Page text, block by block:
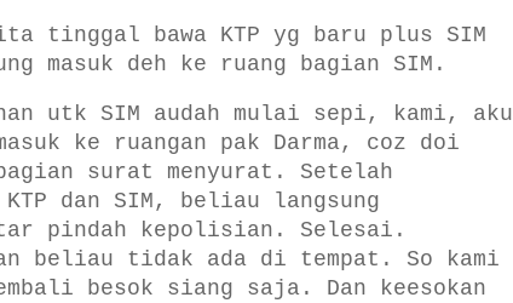
tinggal bawa KTP yg baru plus SIM
masuk deh ke ruang bagian SIM.
utk SIM audah mulai sepi, kami, aku
ke ruangan pak Darma, coz doi
surat menyurat. Setelah
KTP dan SIM, beliau langsung
pindah kepolisian. Selesai.
beliau tidak ada di tempat. So kami
besok siang saja. Dan keesokan